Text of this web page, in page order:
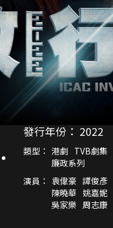
發行年份： 2022
類型： 港劇 TVB劇集
廉政系列
演員： 袁偉豪 譚俊彥
陳曉華 姚嘉妮
吳家樂 周志康